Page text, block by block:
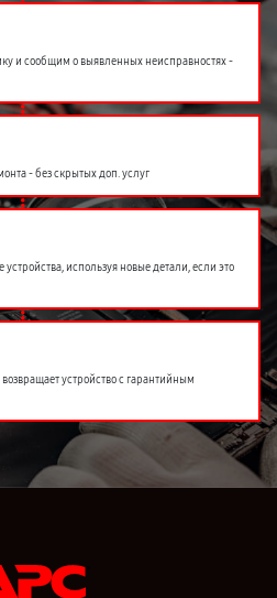
и сообщим о выявленных неисправностях -
- без скрытых доп. услуг
используя новые детали, если это
устройство с гарантийным